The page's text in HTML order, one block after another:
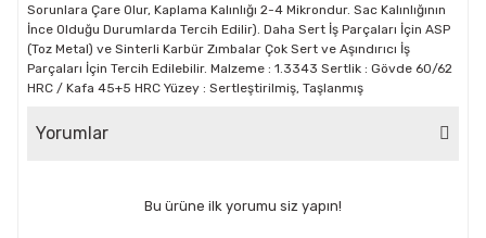
Sorunlara Çare Olur, Kaplama Kalınlığı 2-4 Mikrondur. Sac Kalınlığının
İnce Olduğu Durumlarda Tercih Edilir). Daha Sert İş Parçaları İçin ASP
(Toz Metal) ve Sinterli Karbür Zımbalar Çok Sert ve Aşındırıcı İş
Parçaları İçin Tercih Edilebilir. Malzeme : 1.3343 Sertlik : Gövde 60/62
HRC / Kafa 45+5 HRC Yüzey : Sertleştirilmiş, Taşlanmış
Yorumlar
Bu ürüne ilk yorumu siz yapın!